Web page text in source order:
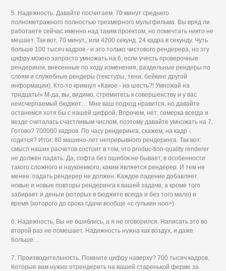
5. Надежность. Давайте посчитаем. 70 минут среднего
полнометражного полностью трехмерного мультфильма. Вы вряд ли
работаете сейчас именно над таким проектом, но помечтать никто не
мешает. Так вот, 70 минут,, или 4200 секунд. 24 кадра в секунду. Чуть
больше 100 тысяч кадров - и это только чистового рендерера, но эту
цифру можно запросто умножать на 6, если учесть проверочные
рендеринги, внесенные по ходу изменения, раздельные рендеры по
слоям и служебные рендеры (текстуры, тени, бейкинг другой
информации). Кто-то крикнул «Какое - на шесть?! Умножай на
тридцать!» М-да, вы, видимо, стремитесь к совершенству и у вас
неисчерпаемый бюджет… Мне ваш подход нравится, но давайте
останемся хотя бы с нашей цифрой. Впрочем, нет: семерка всегда и
везде считалась счастливым числом, поэтому давайте умножать на 7.
Готово? 700000 кадров. По часу рендеринга, скажем, на кадр -
годится? Итог: 80 машино-лет непрерывного рендеринга. Так вот:
смысл наших расчетов состоит в том, что produc-tion-quality renderer
не должен падать. Да, софта без ошибок не бывает, в особенности
такого сложного и наукоемкого, каким является рендерер. И тем не
менее: падать рендерер не должен. Каждое падение добавляет
новые и новые повторы рендеринга к вашей задаче, а кроме того
забирает и деньги (которых в бюджете всегда и без того мало) и
время (которого до срока сдачи вообще «с гулькин ноо>).
6. Надежность, Вы не ошиблись, а я не оговорился. Написать это во
второй раз не помешает. Надежность нужна как воздух, и даже
больше…
7. Производительность. Помните цифру наверху? 700 тысяч кадров.
Которые вам нужно отрендерить на вашей старенькой ферме за